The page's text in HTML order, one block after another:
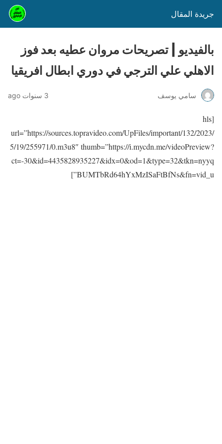
جريدة المقال
بالفيديو | تصريحات مروان عطيه بعد فوز
الاهلي علي الترجي في دوري ابطال افريقيا
سامي يوسف 3 سنوات ago
[hls
url=”https://sources.topravideo.com/UpFiles/important/132/2023/
5/19/255971/0.m3u8″ thumb=”https://i.mycdn.me/videoPreview?
ct=-30&id=4435828935227&idx=0&od=1&type=32&tkn=nyyq
BUMTbRd64hYxMzISaFtBfNs&fn=vid_u”]